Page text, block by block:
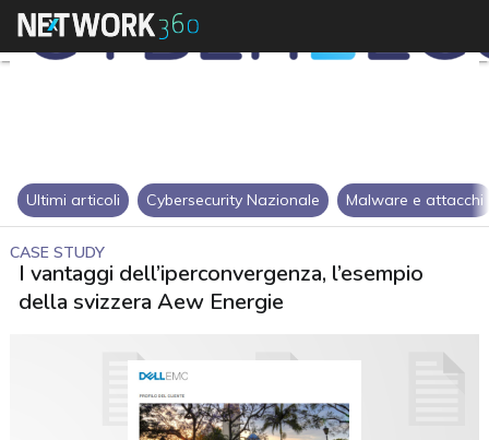
Ultimi articoli Cybersecurity Nazionale Malware e attacchi
CASE STUDY
I vantaggi dell’iperconvergenza, l’esempio
della svizzera Aew Energie